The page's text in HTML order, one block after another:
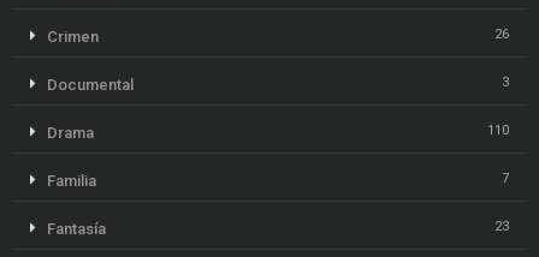
Crimen 26
Documental 3
Drama 110
Familia 7
Fantasía 23